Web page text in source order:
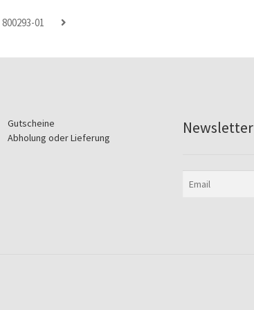
01
Gutscheine
Abholung oder Lieferung
Newsletter